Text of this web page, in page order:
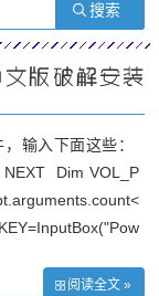
a
t
i
o
文版破解安装
输入下面这些：
NEXT Dim VOL_P
前
阅读全文 »